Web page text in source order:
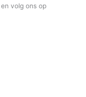
volg ons op